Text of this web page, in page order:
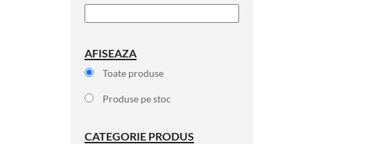
AFISEAZA
Toate produse
Produse pe stoc
CATEGORIE PRODUS